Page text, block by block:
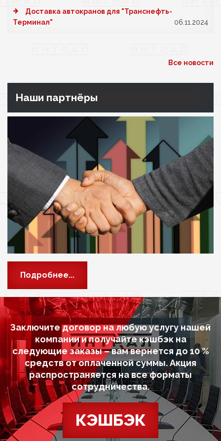
Доставка автокранов для "Транснефть-
Терминал"
06.11.2024
Все новости
Наши партнёры
Подробнее...
Заключите договор на любую услугу нашей
компании и получайте кэшбэк на
следующие заказы – вам вернется до 10 %
средств от оплаченной суммы. Акция
распространяется на все форматы
сотрудничества.
КЭШБЭК